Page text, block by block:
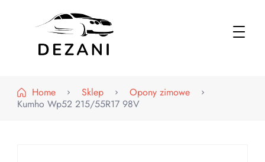
Home
Sklep
Opony zimowe
Kumho Wp52 215/55R17 98V